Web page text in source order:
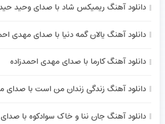
دانلود آهنگ ریمیکس شاد با صدای وحید
دانلود آهنگ یالان گمه دنیا با صدای مهدی
دانلود آهنگ کارما با صدای مهدی احمدزاده
دانلود آهنگ زندگی زندان من است با صدای
دانلود آهنگ جان ننا و خاک سوادکوه با